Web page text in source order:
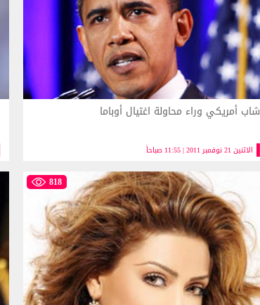
الاثنين 21 نوفمبر 2011 | 11:55 صباحاً
شاب أمريكي وراء محاولة اغتيال أوباما
818